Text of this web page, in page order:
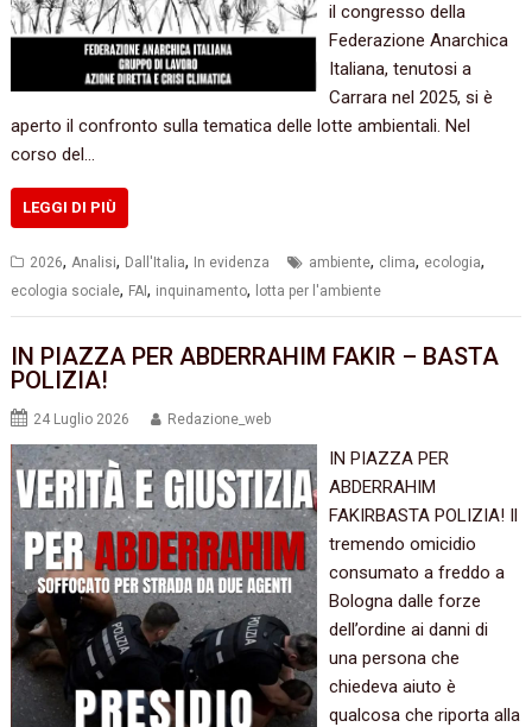
il congresso della
Federazione Anarchica
Italiana, tenutosi a
Carrara nel 2025, si è
aperto il confronto sulla tematica delle lotte ambientali. Nel
corso del…
LEGGI DI PIÙ
2026,Analisi, Dall'Italia, In evidenza ambiente, clima, ecologia,
ecologia sociale, FAI, inquinamento, lotta per l'ambiente
IN PIAZZA PER ABDERRAHIM FAKIR – BASTA
POLIZIA!
24 Luglio 2026 Redazione_web
IN PIAZZA PER
ABDERRAHIM
FAKIRBASTA POLIZIA! Il
tremendo omicidio
consumato a freddo a
Bologna dalle forze
dell’ordine ai danni di
una persona che
chiedeva aiuto è
qualcosa che riporta alla